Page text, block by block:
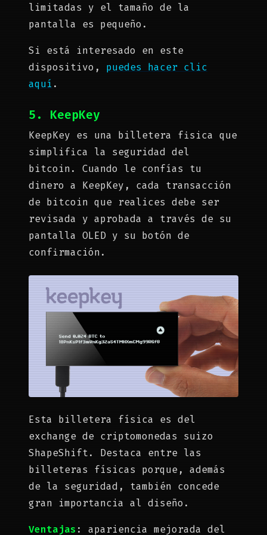
limitadas y el tamaño de la
pantalla es pequeño.
Si está interesado en este
dispositivo, puedes hacer clic
aquí .
5. KeepKey
KeepKey es una billetera fisica que
simplifica la seguridad del
bitcoin. Cuando le confías tu
dinero a KeepKey, cada transacción
de bitcoin que realices debe ser
revisada y aprobada a través de su
pantalla OLED y su botón de
confirmación.
Esta billetera física es del
exchange de criptomonedas suizo
ShapeShift. Destaca entre las
billeteras físicas porque, además
de la seguridad, también concede
gran importancia al diseño.
Ventajas : apariencia mejorada del